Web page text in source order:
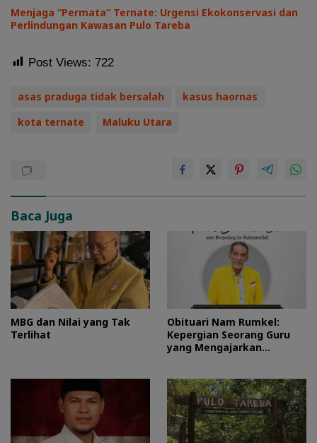
Menjaga “Permata” Ternate: Urgensi Ekokonservasi dan
Perlindungan Kawasan Pulo Tareba
Post Views: 722
asas praduga tidak bersalah
kasus haornas
kota ternate
Maluku Utara
Baca Juga
MBG dan Nilai yang Tak
Terlihat
Obituari Nam Rumkel:
Kepergian Seorang Guru
yang Mengajarkan